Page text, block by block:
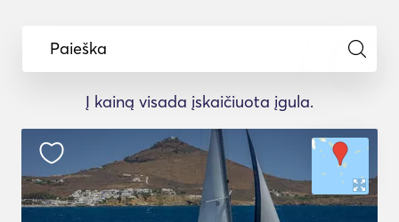
Paieška
Į kainą visada įskaičiuota įgula.